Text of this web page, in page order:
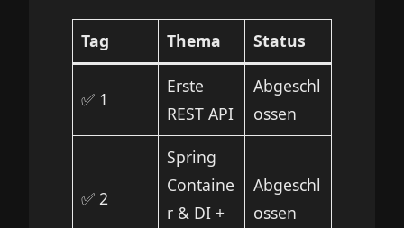
Tag Thema Status
✅ 1
Erste
REST API
Abgeschl
ossen
✅ 2
Spring
Containe
r & DI +
Abgeschl
ossen